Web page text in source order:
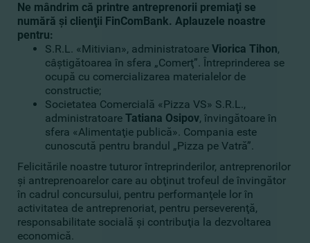
Ne mândrim că printre antreprenorii premiaţi se
numără şi clienţii FinComBank. Aplauzele noastre
pentru:
S.R.L. «Mitivian», administratoare Viorica Tihon,
câştigătoarea în sfera „Comerţ”. Întreprinderea se
ocupă cu comercializarea materialelor de
constructie;
Societatea Comercială «Pizza VS» S.R.L.,
administratoare Tatiana Osipov, învingătoare în
sfera «Alimentaţie publică». Compania este
cunoscută pentru brandul „Pizza pe Vatră”.
Felicitările noastre tuturor întreprinderilor, antreprenorilor
şi antreprenoarelor care au obţinut trofeul de învingător
în cadrul concursului, pentru performanţele lor în
activitatea de antreprenoriat, pentru perseverenţă,
responsabilitate socială şi contribuţia la dezvoltarea
economică.